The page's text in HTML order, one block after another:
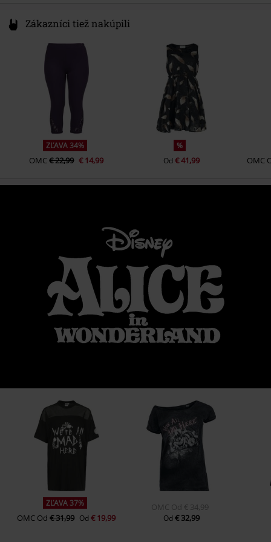
Zákazníci tiež nakúpili
ZĽAVA 34%
OMC€ 22,99 € 14,99
%
Od € 41,99 OMC
ZĽAVA 37%
OMC Od€ 31,99 Od€ 19,99
OMC Od € 34,99
Od € 32,99